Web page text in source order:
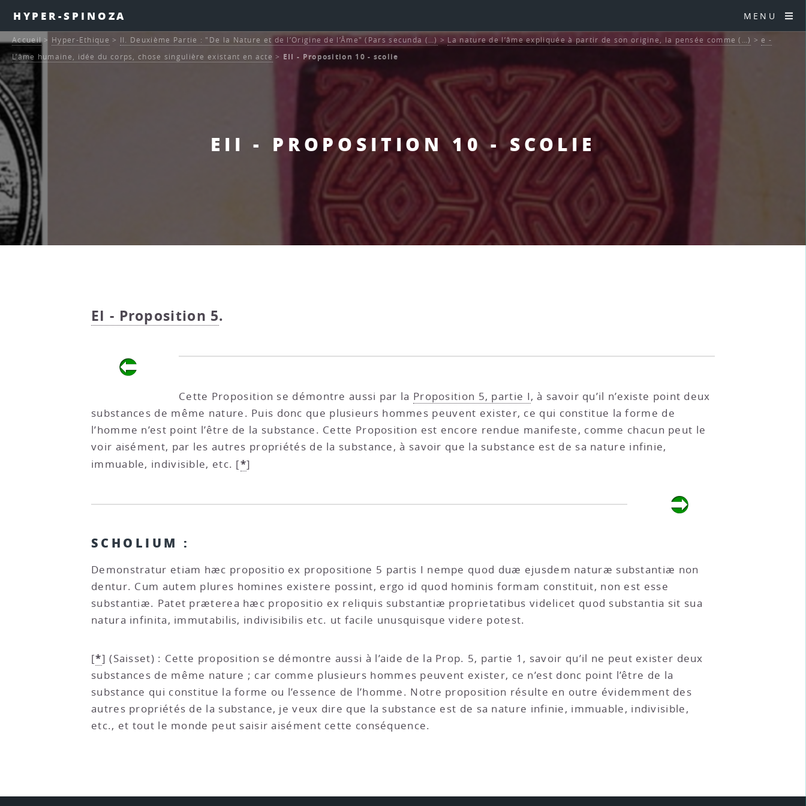
HYPER-SPINOZA MENU
EII - PROPOSITION 10 - SCOLIE
Accueil> Hyper-Ethique > II. Deuxième Partie : "De la Nature et de l’Origine de l’Âme" (Pars secunda (…) > La nature de l’âme expliquée à partir de son origine, la pensée comme (…) >e -
L’âme humaine, idée du corps, chose singulière existant en acte > EII - Proposition 10 - scolie
EI - Proposition 5.
Cette Proposition se démontre aussi par la Propo­sition 5, partie I, à savoir qu’il n’existe point deux
substances de même nature. Puis donc que plusieurs hommes peuvent exister, ce qui constitue la forme de
l’homme n’est point l’être de la substance. Cette Proposition est encore rendue manifeste, comme chacun peut le
voir aisément, par les autres propriétés de la substance, à savoir que la substance est de sa nature infinie,
immuable, indivisible, etc. [*]
SCHOLIUM :
Demonstratur etiam hæc propositio ex propositione 5 partis I nempe quod duæ ejusdem naturæ substantiæ non
dentur. Cum autem plures homines existere possint, ergo id quod hominis formam constituit, non est esse
substantiæ. Patet præterea hæc propositio ex reliquis substantiæ proprietatibus videlicet quod substantia sit sua
natura infinita, immutabilis, indivisibilis etc. ut facile unusquisque videre potest.
[*](Saisset) : Cette proposition se démontre aussi à l’aide de la Prop. 5, partie 1, savoir qu’il ne peut exister deux
substances de même nature ; car comme plusieurs hommes peuvent exister, ce n’est donc point l’être de la
substance qui constitue la forme ou l’essence de l’homme. Notre proposition résulte en outre évidemment des
autres propriétés de la substance, je veux dire que la substance est de sa nature infinie, immuable, indivisible,
etc., et tout le monde peut saisir aisément cette conséquence.